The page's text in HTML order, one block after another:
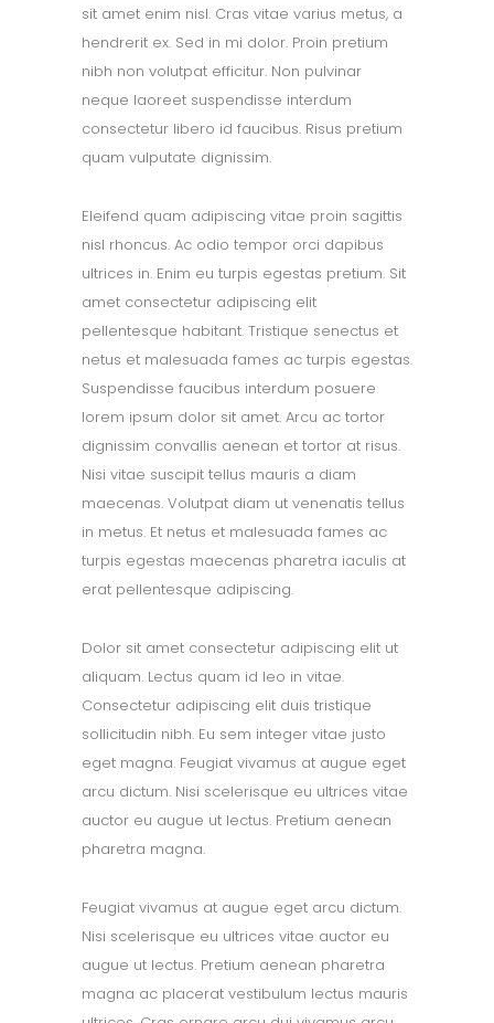
sit amet enim nisl. Cras vitae varius metus, a
hendrerit ex. Sed in mi dolor. Proin pretium
nibh non volutpat efficitur. Non pulvinar
neque laoreet suspendisse interdum
consectetur libero id faucibus. Risus pretium
quam vulputate dignissim.
Eleifend quam adipiscing vitae proin sagittis
nisl rhoncus. Ac odio tempor orci dapibus
ultrices in. Enim eu turpis egestas pretium. Sit
amet consectetur adipiscing elit
pellentesque habitant. Tristique senectus et
netus et malesuada fames ac turpis egestas.
Suspendisse faucibus interdum posuere
lorem ipsum dolor sit amet. Arcu ac tortor
dignissim convallis aenean et tortor at risus.
Nisi vitae suscipit tellus mauris a diam
maecenas. Volutpat diam ut venenatis tellus
in metus. Et netus et malesuada fames ac
turpis egestas maecenas pharetra iaculis at
erat pellentesque adipiscing.
Dolor sit amet consectetur adipiscing elit ut
aliquam. Lectus quam id leo in vitae.
Consectetur adipiscing elit duis tristique
sollicitudin nibh. Eu sem integer vitae justo
eget magna. Feugiat vivamus at augue eget
arcu dictum. Nisi scelerisque eu ultrices vitae
auctor eu augue ut lectus. Pretium aenean
pharetra magna.
Feugiat vivamus at augue eget arcu dictum.
Nisi scelerisque eu ultrices vitae auctor eu
augue ut lectus. Pretium aenean pharetra
magna ac placerat vestibulum lectus mauris